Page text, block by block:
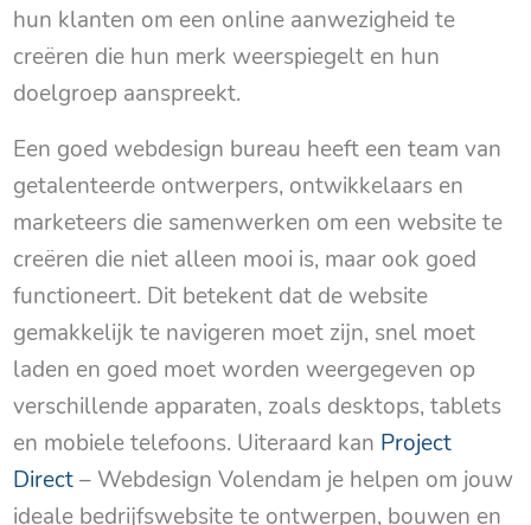
hun klanten om een online aanwezigheid te
creëren die hun merk weerspiegelt en hun
doelgroep aanspreekt.
Een goed webdesign bureau heeft een team van
getalenteerde ontwerpers, ontwikkelaars en
marketeers die samenwerken om een website te
creëren die niet alleen mooi is, maar ook goed
functioneert. Dit betekent dat de website
gemakkelijk te navigeren moet zijn, snel moet
laden en goed moet worden weergegeven op
verschillende apparaten, zoals desktops, tablets
en mobiele telefoons. Uiteraard kan Project
Direct– Webdesign Volendam je helpen om jouw
ideale bedrijfswebsite te ontwerpen, bouwen en